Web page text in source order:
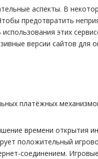
аспекты. В
предотвратить
этих
версии сайтов для
платёжных
времени открытия
положительный
соединением.